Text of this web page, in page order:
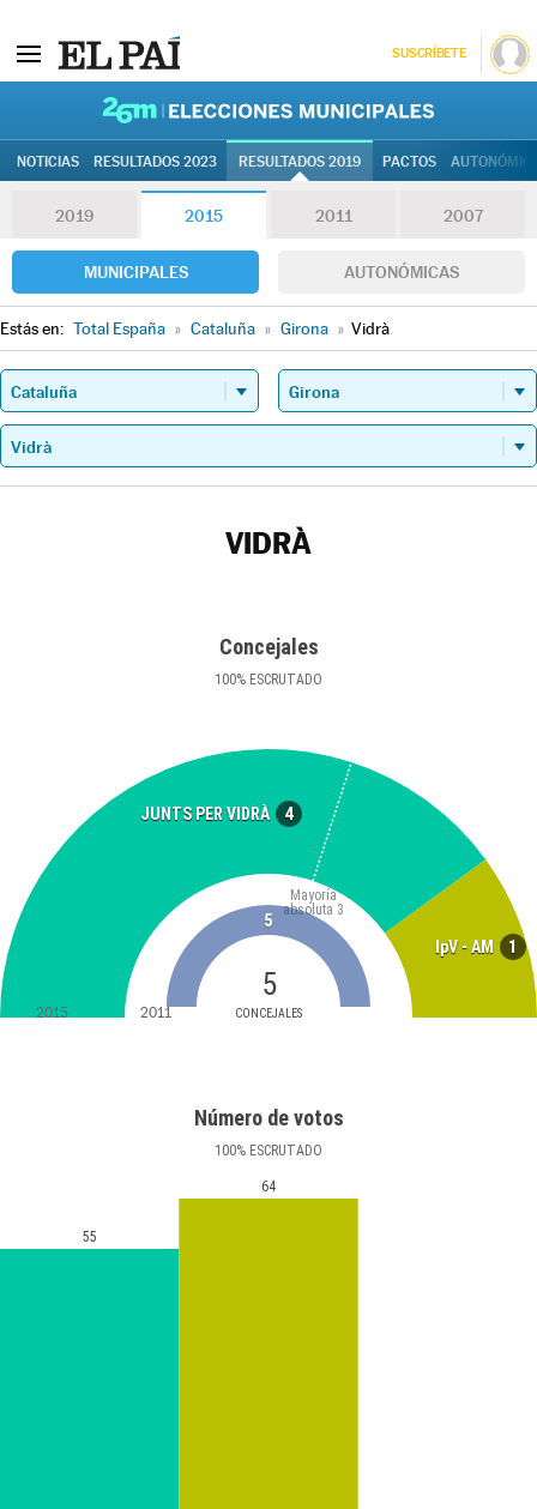
SUSCRÍBETE
NOTICIAS RESULTADOS 2023 RESULTADOS 2019 PACTOS
2019 2015 2011 2007
MUNICIPALES AUTONÓMICAS
Estás en: Total España » Cataluña » Girona » Vidrà
VIDRÀ
Concejales
100% ESCRUTADO
JUNTS PER VIDRÀ 4
IpV - AM 1
5
CONCEJALES
Mayoría
absoluta 3
5
2015 2011
Número de votos
100% ESCRUTADO
55
64